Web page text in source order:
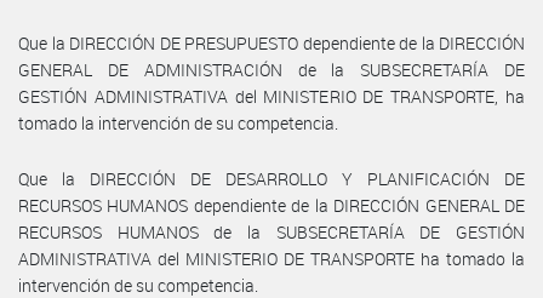
Que la DIRECCIÓN DE PRESUPUESTO dependiente de la DIRECCIÓN
GENERAL DE ADMINISTRACIÓN de la SUBSECRETARÍA DE
GESTIÓN ADMINISTRATIVA del MINISTERIO DE TRANSPORTE, ha
tomado la intervención de su competencia.
Que la DIRECCIÓN DE DESARROLLO Y PLANIFICACIÓN DE
RECURSOS HUMANOS dependiente de la DIRECCIÓN GENERAL DE
RECURSOS HUMANOS de la SUBSECRETARÍA DE GESTIÓN
ADMINISTRATIVA del MINISTERIO DE TRANSPORTE ha tomado la
intervención de su competencia.